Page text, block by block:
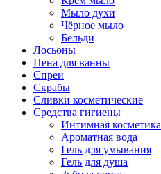
Мыло духи
Чёрное мыло
Бельди
Лосьоны
Пена для ванны
Спреи
Скрабы
Сливки косметические
Средства гигиены
Интимная косметика
Ароматная вода
Гель для умывания
Гель для душа